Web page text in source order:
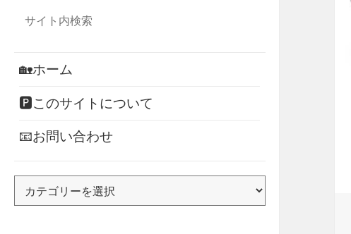
🏡ホーム
🅿このサイトについて
📧お問い合わせ